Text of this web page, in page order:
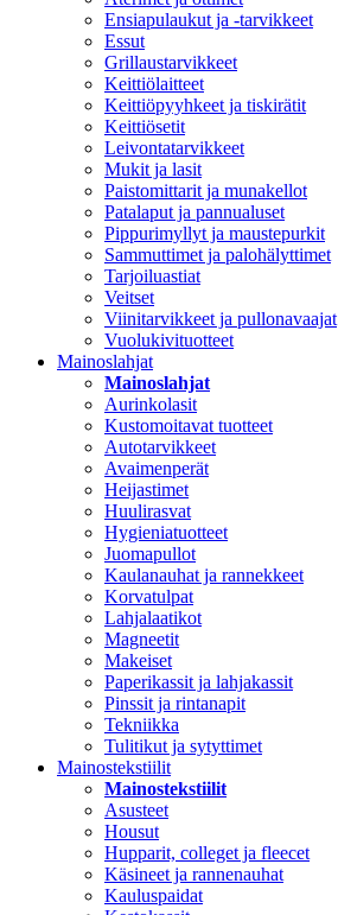
Ensiapulaukut ja -tarvikkeet
Essut
Grillaustarvikkeet
Keittiölaitteet
Keittiöpyyhkeet ja tiskirätit
Keittiösetit
Leivontatarvikkeet
Mukit ja lasit
Paistomittarit ja munakellot
Patalaput ja pannualuset
Pippurimyllyt ja maustepurkit
Sammuttimet ja palohälyttimet
Tarjoiluastiat
Veitset
Viinitarvikkeet ja pullonavaajat
Vuolukivituotteet
Mainoslahjat
Mainoslahjat
Aurinkolasit
Kustomoitavat tuotteet
Autotarvikkeet
Avaimenperät
Heijastimet
Huulirasvat
Hygieniatuotteet
Juomapullot
Kaulanauhat ja rannekkeet
Korvatulpat
Lahjalaatikot
Magneetit
Makeiset
Paperikassit ja lahjakassit
Pinssit ja rintanapit
Tekniikka
Tulitikut ja sytyttimet
Mainostekstiilit
Mainostekstiilit
Asusteet
Housut
Hupparit, colleget ja fleecet
Käsineet ja rannenauhat
Kauluspaidat